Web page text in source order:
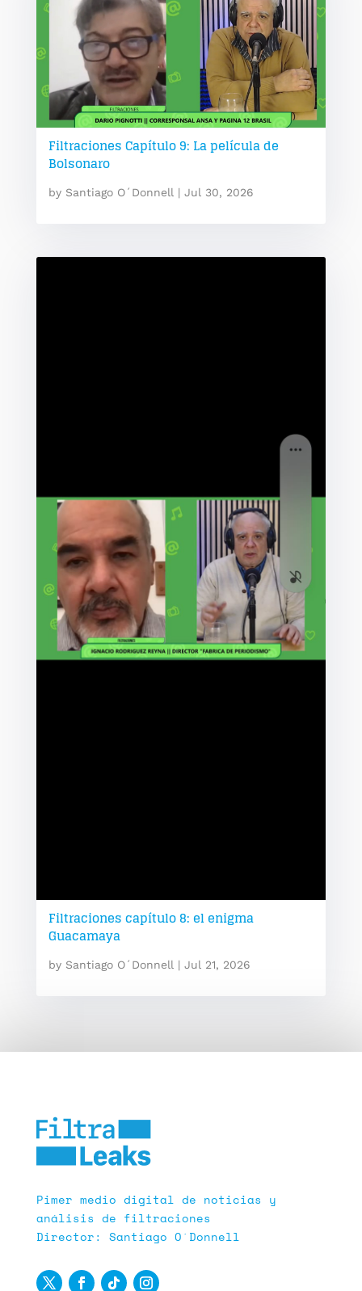
Filtraciones Capítulo 9: La película de
Bolsonaro
by Santiago O´Donnell | Jul 30, 2026
Filtraciones capítulo 8: el enigma
Guacamaya
by Santiago O´Donnell| Jul 21, 2026
Pimer medio digital de noticias y
análisis de filtraciones
Director: Santiago O´Donnell